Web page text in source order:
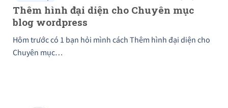
Thêm hình đại diện cho Chuyên mục
blog wordpress
Hôm trước có 1 bạn hỏi mình cách Thêm hình đại diện cho
Chuyên mục…